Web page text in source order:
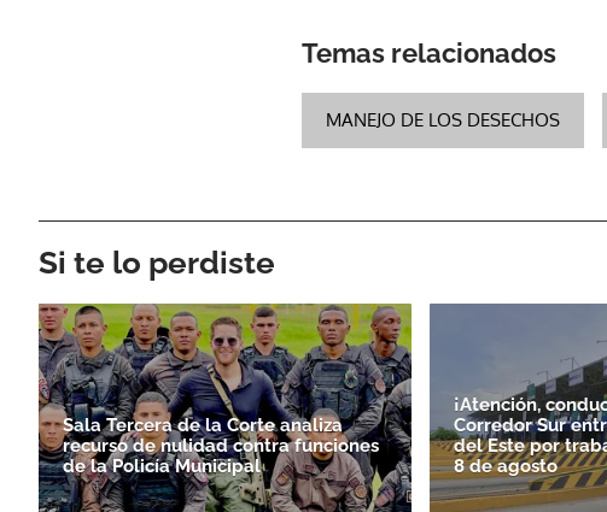
Temas relacionados
MANEJO DE LOS DESECHOS
Si te lo perdiste
Sala Tercera de la Corte analiza
recurso de nulidad contra funciones
de la Policía Municipal
¡Atención,
Corredor Sur
del Este por
8 de agosto